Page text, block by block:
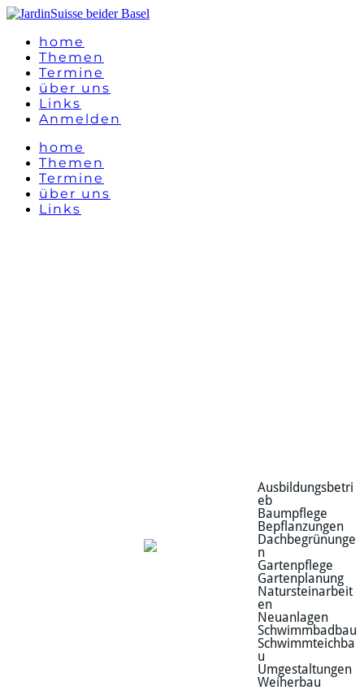
home
Themen
Termine
über uns
Links
Anmelden
home
Themen
Termine
über uns
Links
Ausbildungsbetri
eb
Baumpflege
Bepflanzungen
Dachbegrünunge
n
Gartenpflege
Gartenplanung
Natursteinarbeit
en
Neuanlagen
Schwimmbadbau
Schwimmteichba
u
Umgestaltungen
Weiherbau